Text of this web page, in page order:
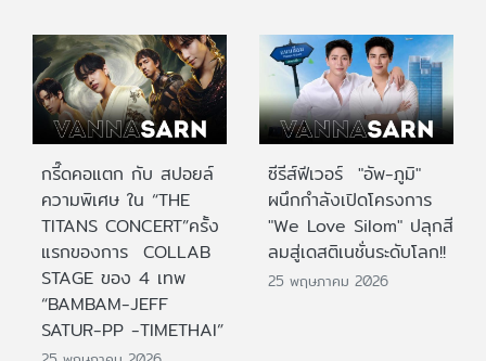
กรี๊ดคอแตก กับ สปอยล์
ความพิเศษ ใน “THE
TITANS CONCERT”ครั้ง
แรกของการ COLLAB
STAGE ของ 4 เทพ
“BAMBAM-JEFF
SATUR-PP -TIMETHAI”
ซีรีส์ฟีเวอร์ "อัพ-ภูมิ"
ผนึกกำลังเปิดโครงการ
"We Love Silom" ปลุกสี
ลมสู่เดสติเนชั่นระดับโลก!!
25 พฤษภาคม 2026